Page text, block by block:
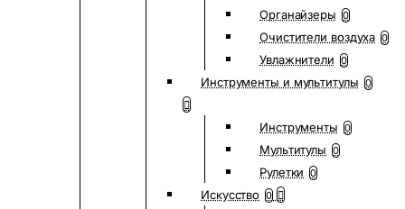
Органайзеры 0
Очистители воздуха 0
Увлажнители 0
Инструменты и мультитулы 0
Инструменты 0
Мультитулы 0
Рулетки 0
Искусство 0